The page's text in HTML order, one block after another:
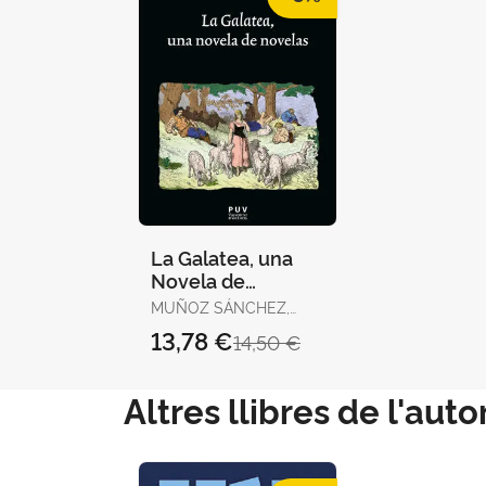
La Galatea, una
Novela de
Novelas
MUÑOZ SÁNCHEZ,
14,50 €
13,78 €
Altres llibres de